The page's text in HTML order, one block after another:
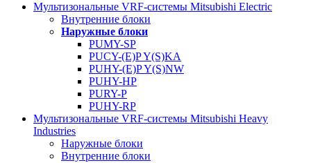
Мультизональные VRF-системы Mitsubishi Electric
Внутренние блоки
Наружные блоки
PUMY-SP
PUCY-(E)P Y(S)KA
PUHY-(E)P Y(S)NW
PUHY-HP
PURY-P
PUHY-RP
Мультизональные VRF-системы Mitsubishi Heavy
Industries
Наружные блоки
Внутренние блоки